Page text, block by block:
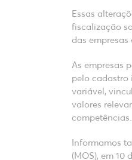
Essas
fiscalização
das empresas
As empresas
pelo cadastro
variável,
valores
competências.
Informamos
(MOS), em 10